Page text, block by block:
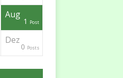
Aug
1 Post
Dez
0 Posts